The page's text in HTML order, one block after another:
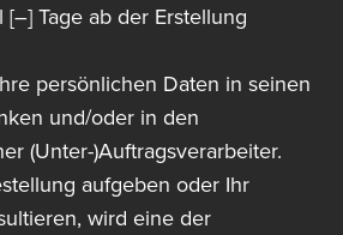
[–] Tage ab der Erstellung
persönlichen Daten in seinen
und/oder in den
(Unter-)Auftragsverarbeiter.
aufgeben oder Ihr
wird eine der